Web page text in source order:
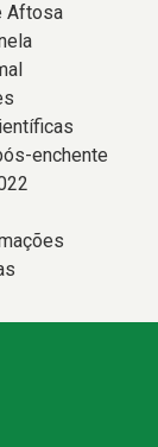
Aftosa
enchente